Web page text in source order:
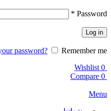
Password
*
Log in
password?
Remember me
0
Wishlist
0
Compare
Menu